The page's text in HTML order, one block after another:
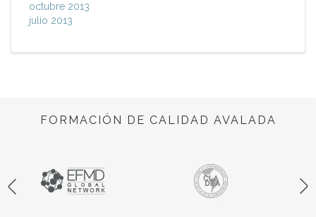
octubre 2013
julio 2013
FORMACIÓN DE CALIDAD AVALADA